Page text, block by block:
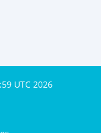
UTC 2026